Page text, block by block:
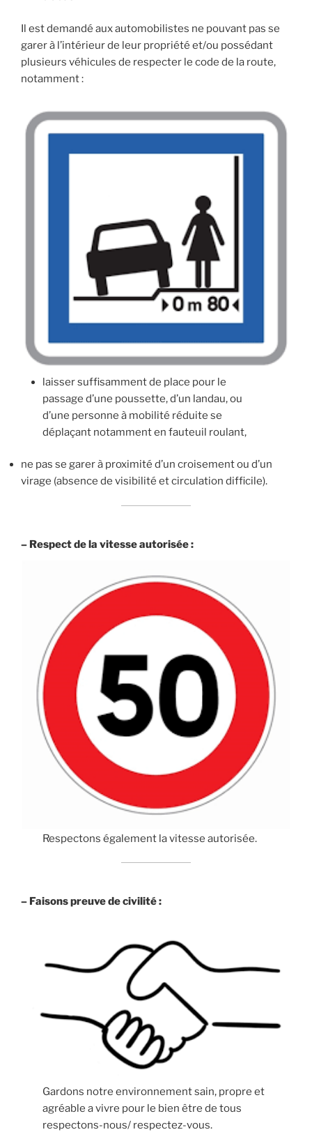
Il est demandé aux automobilistes ne pouvant pas se
garer à l’intérieur de leur propriété et/ou possédant
plusieurs véhicules de respecter le code de la route,
notamment :
laisser suffisamment de place pour le
passage d’une poussette, d’un landau, ou
d’une personne à mobilité réduite se
déplaçant notamment en fauteuil roulant,
ne pas se garer à proximité d’un croisement ou d’un
virage (absence de visibilité et circulation difficile).
– Respect de la vitesse autorisée :
Respectons également la vitesse autorisée.
– Faisons preuve de civilité :
Gardons notre environnement sain, propre et
agréable a vivre pour le bien être de tous
respectons-nous/ respectez-vous.